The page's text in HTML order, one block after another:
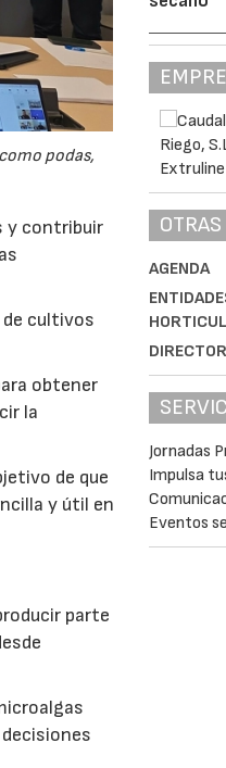
podas,
y contribuir
cultivos
obtener
la
de que
y útil en
parte
AGENDA
Jornadas
Impulsa
Eventos